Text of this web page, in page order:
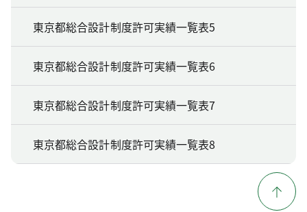
東京都総合設計制度許可実績一覧表5
東京都総合設計制度許可実績一覧表6
東京都総合設計制度許可実績一覧表7
東京都総合設計制度許可実績一覧表8